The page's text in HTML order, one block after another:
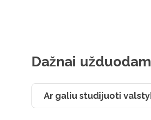
Dažnai
Ar galiu studijuoti